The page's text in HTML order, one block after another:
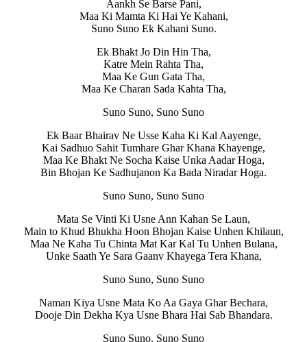
Aankh Se Barse Pani,
Maa Ki Mamta Ki Hai Ye Kahani,
Suno Suno Ek Kahani Suno.
Ek Bhakt Jo Din Hin Tha,
Katre Mein Rahta Tha,
Maa Ke Gun Gata Tha,
Maa Ke Charan Sada Kahta Tha,
Suno Suno, Suno Suno
Ek Baar Bhairav Ne Usse Kaha Ki Kal Aayenge,
Kai Sadhuo Sahit Tumhare Ghar Khana Khayenge,
Maa Ke Bhakt Ne Socha Kaise Unka Aadar Hoga,
Bin Bhojan Ke Sadhujanon Ka Bada Niradar Hoga.
Suno Suno, Suno Suno
Mata Se Vinti Ki Usne Ann Kahan Se Laun,
Main to Khud Bhukha Hoon Bhojan Kaise Unhen Khilaun,
Maa Ne Kaha Tu Chinta Mat Kar Kal Tu Unhen Bulana,
Unke Saath Ye Sara Gaanv Khayega Tera Khana,
Suno Suno, Suno Suno
Naman Kiya Usne Mata Ko Aa Gaya Ghar Bechara,
Dooje Din Dekha Kya Usne Bhara Hai Sab Bhandara.
Suno Suno, Suno Suno